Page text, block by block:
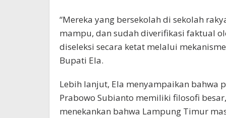
“Mereka yang bersekolah di sekolah
mampu, dan sudah diverifikasi faktual
diseleksi secara ketat melalui
Bupati Ela.
Lebih lanjut, Ela menyampaikan bahwa
Prabowo Subianto memiliki filosofi
menekankan bahwa Lampung Timur